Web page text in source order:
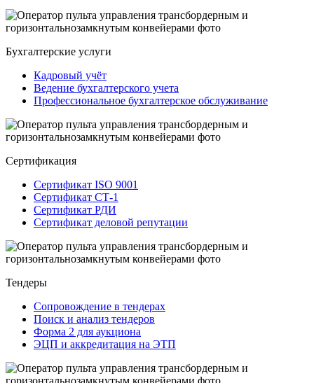
Бухгалтерские услуги
Кадровый учёт
Ведение бухгалтерского учета
Профессиональное бухгалтерское обслуживание
Сертификация
Сертификат ISO 9001
Сертификат СТ-1
Сертификат РДИ
Сертификат деловой репутации
Тендеры
Сопровождение в тендерах
Поиск и анализ тендеров
Форма 2 для аукциона
ЭЦП и аккредитация на ЭТП